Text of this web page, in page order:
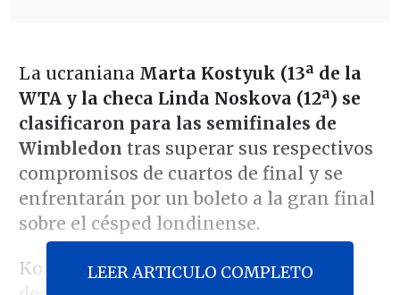
La ucraniana Marta Kostyuk (13ª de la
WTA y la checa Linda Noskova (12ª) se
clasificaron para las semifinales de
Wimbledon tras superar sus respectivos
compromisos de cuartos de final y se
enfrentarán por un boleto a la gran final
sobre el césped londinense.
Kostyuk exhibió un sólido nivel para
LEER ARTICULO COMPLETO